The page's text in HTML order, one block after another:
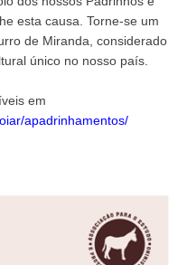
esta causa. Torne-se um
de Miranda, considerado
único no nosso país.
em
apadrinhamentos/